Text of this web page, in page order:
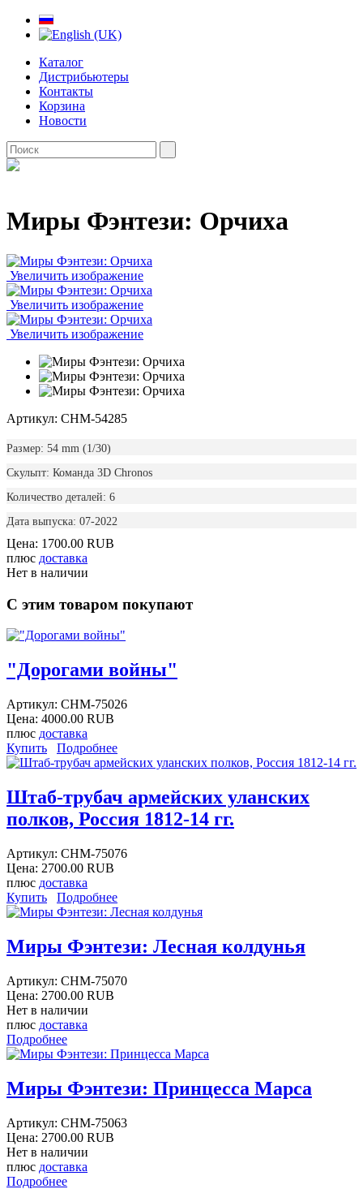
Каталог
Дистрибьютеры
Контакты
Корзина
Новости
Миры Фэнтези: Орчиха
Увеличить изображение
Увеличить изображение
Увеличить изображение
Артикул: CHM-54285
Размер: 54 mm (1/30)
Скульпт: Команда 3D Chronos
Количество деталей: 6
Дата выпуска: 07-2022
Цена: 1700.00 RUB
плюс доставка
Нет в наличии
С этим товаром покупают
"Дорогами войны"
Артикул: CHM-75026
Цена: 4000.00 RUB
плюс доставка
Купить
Подробнее
Штаб-трубач армейских уланских
полков, Россия 1812-14 гг.
Артикул: CHM-75076
Цена: 2700.00 RUB
плюс доставка
Купить
Подробнее
Миры Фэнтези: Лесная колдунья
Артикул: CHM-75070
Цена: 2700.00 RUB
Нет в наличии
плюс доставка
Подробнее
Миры Фэнтези: Принцесса Марса
Артикул: CHM-75063
Цена: 2700.00 RUB
Нет в наличии
плюс доставка
Подробнее